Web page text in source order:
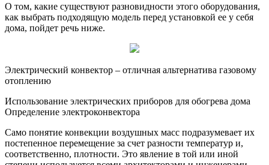
О том, какие существуют разновидности этого оборудования,
как выбрать подходящую модель перед установкой ее у себя
дома, пойдет речь ниже.
Электрический конвектор – отличная альтернатива газовому
отоплению
Использование электрических приборов для обогрева дома
Определение электроконвектора
Само понятие конвекции воздушных масс подразумевает их
постепенное перемещение за счет разности температур и,
соответственно, плотности. Это явление в той или иной